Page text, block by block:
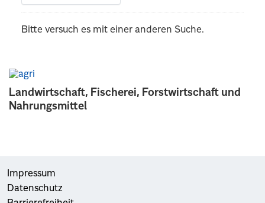
Landwirtschaft, Fischerei, Forstwirtschaft und
Nahrungsmittel
Bitte versuch es mit einer anderen Suche.
Impressum
Datenschutz